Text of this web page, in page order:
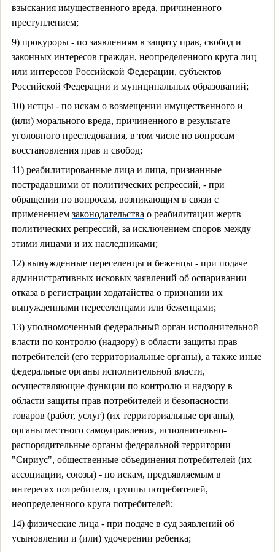
взыскания имущественного вреда, причиненного
преступлением;
9) прокуроры - по заявлениям в защиту прав, свобод и
законных интересов граждан, неопределенного круга лиц
или интересов Российской Федерации, субъектов
Российской Федерации и муниципальных образований;
10) истцы - по искам о возмещении имущественного и
(или) морального вреда, причиненного в результате
уголовного преследования, в том числе по вопросам
восстановления прав и свобод;
11) реабилитированные лица и лица, признанные
пострадавшими от политических репрессий, - при
обращении по вопросам, возникающим в связи с
применением законодательства о реабилитации жертв
политических репрессий, за исключением споров между
этими лицами и их наследниками;
12) вынужденные переселенцы и беженцы - при подаче
административных исковых заявлений об оспаривании
отказа в регистрации ходатайства о признании их
вынужденными переселенцами или беженцами;
13) уполномоченный федеральный орган исполнительной
власти по контролю (надзору) в области защиты прав
потребителей (его территориальные органы), а также иные
федеральные органы исполнительной власти,
осуществляющие функции по контролю и надзору в
области защиты прав потребителей и безопасности
товаров (работ, услуг) (их территориальные органы),
органы местного самоуправления, исполнительно-
распорядительные органы федеральной территории
"Сириус", общественные объединения потребителей (их
ассоциации, союзы) - по искам, предъявляемым в
интересах потребителя, группы потребителей,
неопределенного круга потребителей;
14) физические лица - при подаче в суд заявлений об
усыновлении и (или) удочерении ребенка;